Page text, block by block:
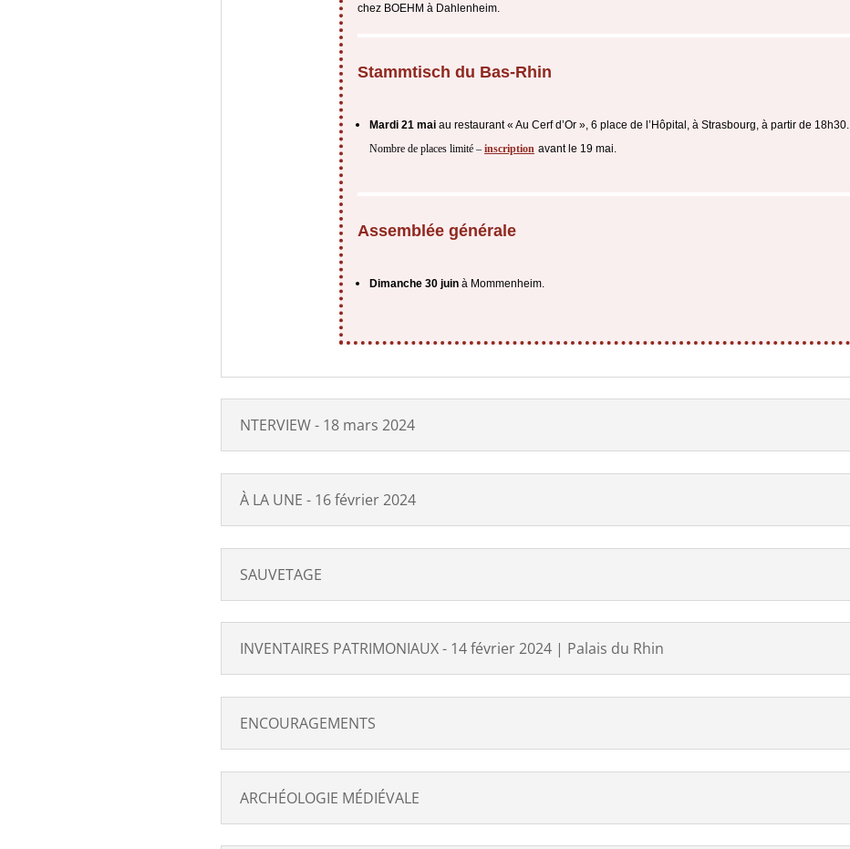
chez BOEHM à Dahlenheim.
Stammtisch du Bas-Rhin
Mardi 21 mai au restaurant « Au Cerf d’Or », 6 place de l’Hôpital, à Strasbourg, à partir de 18h30.
Nombre de places limité – inscription avant le 19 mai.
Assemblée générale
Dimanche 30 juin à Mommenheim.
NTERVIEW - 18 mars 2024
À LA UNE - 16 février 2024
SAUVETAGE
INVENTAIRES PATRIMONIAUX - 14 février 2024 | Palais du Rhin
ENCOURAGEMENTS
ARCHÉOLOGIE MÉDIÉVALE